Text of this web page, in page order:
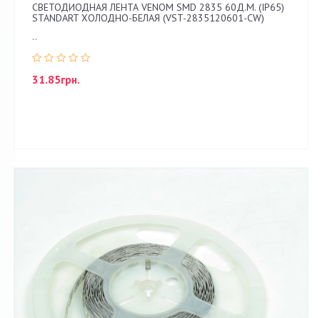
СВЕТОДИОДНАЯ ЛЕНТА VENOM SMD 2835 60Д.М. (IP65)
STANDART ХОЛОДНО-БЕЛАЯ (VST-2835120601-CW)
..
31.85грн.